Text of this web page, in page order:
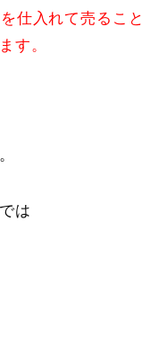
仕入れて売ること
す。
は